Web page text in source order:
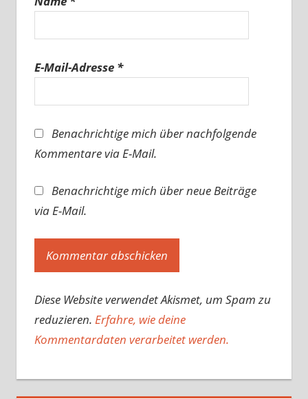
E-Mail-Adresse *
Benachrichtige mich über nachfolgende
Kommentare via E-Mail.
Benachrichtige mich über neue Beiträge
via E-Mail.
Diese Website verwendet Akismet, um Spam zu
reduzieren. Erfahre, wie deine
Kommentardaten verarbeitet werden.